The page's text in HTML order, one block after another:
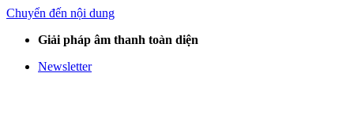
Chuyển đến nội dung
Giải pháp âm thanh toàn diện
Newsletter